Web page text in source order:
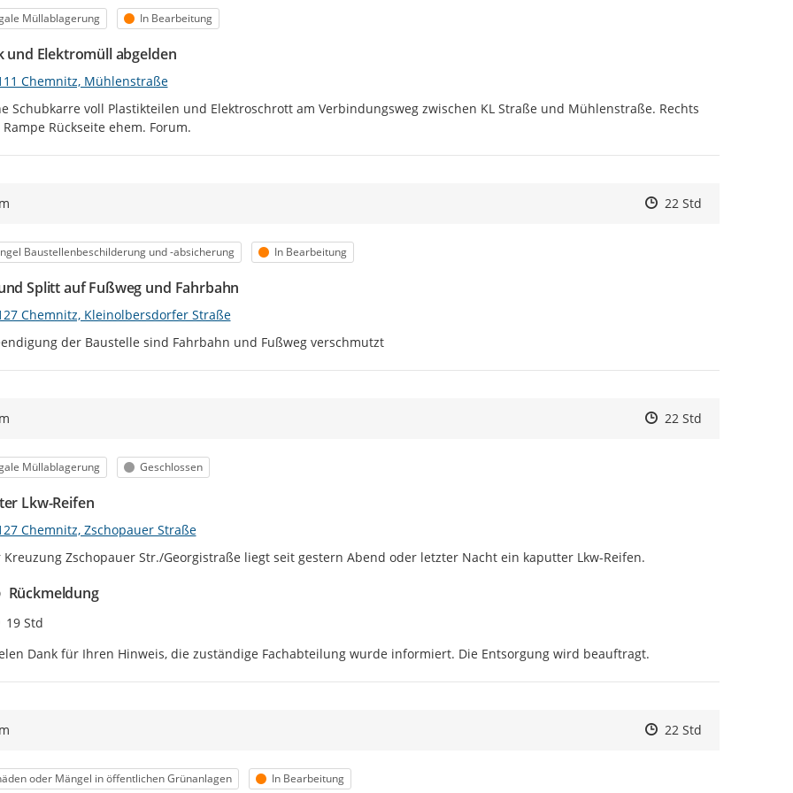
Müllablagerung Status
In Bearbeitung
und Elektromüll abgelden
Chemnitz, Mühlenstraße
Schubkarre voll Plastikteilen und Elektroschrott am Verbindungsweg zwischen KL Straße und Mühlenstraße. Rechts
Rückseite ehem. Forum.
Zeitpunkt des
Zeitpunkt des
22 StdZur Äußerung
Baustellenbeschilderung und -absicherung Status
In Bearbeitung
Splitt auf Fußweg und Fahrbahn
Chemnitz, Kleinolbersdorfer Straße
der Baustelle sind Fahrbahn und Fußweg verschmutzt
Zeitpunkt des
Zeitpunkt des
22 StdZur Äußerung
Müllablagerung Status
Geschlossen
Lkw-Reifen
Chemnitz, Zschopauer Straße
Kreuzung Zschopauer Str./Georgistraße liegt seit gestern Abend oder letzter Nacht ein kaputter Lkw-Reifen.
Rückmeldung
Zeitpunkt des Erstellens
19 Std
Dank für Ihren Hinweis, die zuständige Fachabteilung wurde informiert. Die Entsorgung wird beauftragt.
Zeitpunkt des
Zeitpunkt des
22 StdZur Äußerung
oder Mängel in öffentlichen Grünanlagen Status
In Bearbeitung